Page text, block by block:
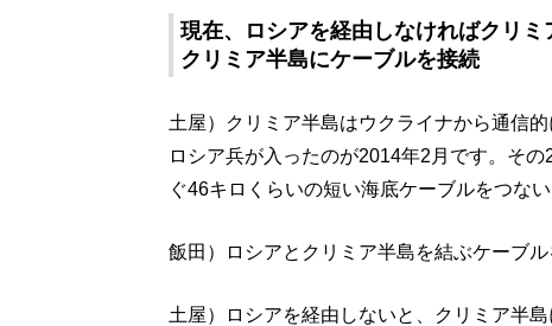
現在、ロシアを経由しなければクリ
クリミア半島にケーブルを接続
土屋）クリミア半島はウクライナから通信
ロシア兵が入ったのが2014年2月です。そ
ぐ46キロくらいの短い海底ケーブルをつない
飯田）ロシアとクリミア半島を結ぶケーブル
土屋）ロシアを経由しないと、クリミア半